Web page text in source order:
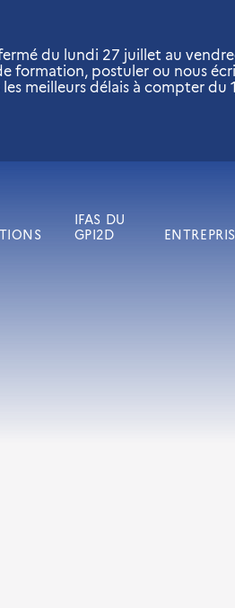
fermé du lundi 27 juillet au
formation, postuler ou nous
meilleurs délais à compter du
IFAS DU
GPI2D